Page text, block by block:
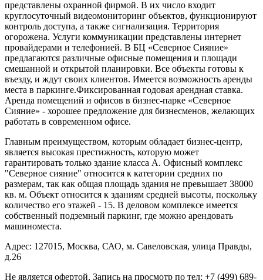
представлены охранной фирмой. В их число входит
круглосуточный видеомониторинг объектов, функционируют
контроль доступа, а также сигнализация. Территория
огорожена. Услуги коммуникации представлены интернет
провайдерами и телефонией. В БЦ «Северное Сияние»
предлагаются различные офисные помещения и площади
смешанной и открытой планировки. Все объекты готовы к
въезду, и ждут своих клиентов. Имеется возможность аренды
места в паркинге.Фиксированная годовая арендная ставка.
Аренда помещений и офисов в бизнес-парке «Северное
Сияние» - хорошее предложение для бизнесменов, желающих
работать в современном офисе.
Главным преимуществом, которым обладает бизнес-центр,
является высокая престижность, которую может
гарантировать только здание класса А. Офисный комплекс
"Северное сияние" относится к категории средних по
размерам, так как общая площадь здания не превышает 38000
кв. м. Объект относится к зданиям средней высоты, поскольку
количество его этажей - 15. В деловом комплексе имеется
собственный подземный паркинг, где можно арендовать
машиноместа.
Адрес: 127015, Москва, САО, м. Савеловская, улица Правды,
д.26
Не является офертой. Запись на просмотр по тел: +7 (499) 689-